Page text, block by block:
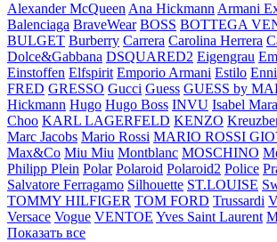
Alexander McQueenAna HickmannArmani
Balenciaga BraveWear BOSS BOTTEGA
BULGET Burberry Carrera Carolina Herrera
Dolce&Gabbana DSQUARED2 Eigengrau
Einstoffen Elfspirit Emporio Armani Estilo
FRED GRESSO Gucci Guess GUESS by
Hickmann Hugo Hugo Boss INVU Isabel
Choo KARL LAGERFELD KENZO
Marc Jacobs Mario Rossi MARIO ROSSI
Max&Co Miu Miu Montblanc MOSCHINO
Philipp Plein Polar Polaroid Polaroid2 Police
Salvatore Ferragamo Silhouette ST.LOUISE
TOMMY HILFIGER TOM FORD Trussardi
Versace Vogue VENTOE Yves Saint Laurent
Показать все